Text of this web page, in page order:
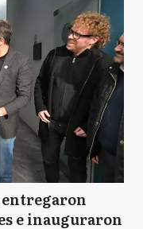
entregaron
e inauguraron